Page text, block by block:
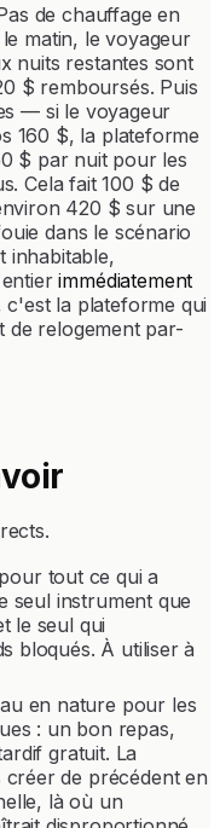
de chauffage en
matin, le voyageur
nuits restantes sont
$ remboursés. Puis
— si le voyageur
160 $, la plateforme
$ par nuit pour les
Cela fait 100 $ de
420 $ sur une
dans le scénario
inhabitable,
entierimmédiatement
la plateforme qui
de relogement par-
tout ce qui a
seul instrument que
le seul qui
bloqués. À utiliser à
en nature pour les
: un bon repas,
gratuit. La
de précédent en
là où un